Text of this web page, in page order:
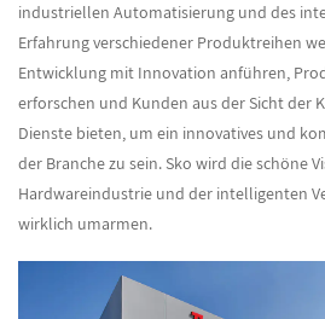
industriellen Automatisierung und des
Erfahrung verschiedener Produktreihen
Entwicklung mit Innovation anführen,
erforschen und Kunden aus der Sicht der
Dienste bieten, um ein innovatives und
der Branche zu sein. Sko wird die schöne
Hardwareindustrie und der intelligenten
wirklich umarmen.